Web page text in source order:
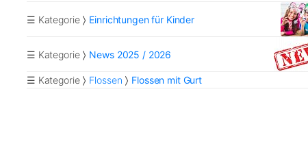
☰ Kategorie Einrichtungen für Kinder
☰ Kategorie News 2025 / 2026
☰ Kategorie Flossen Flossen mit Gurt